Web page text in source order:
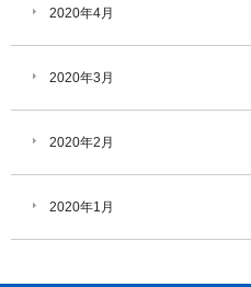
2020年4月
2020年3月
2020年2月
2020年1月